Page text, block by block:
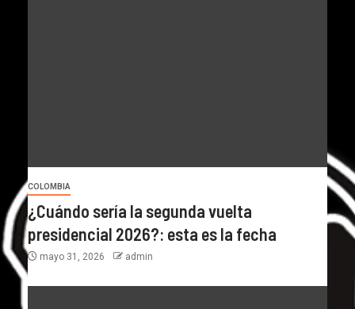
COLOMBIA
¿Cuándo sería la segunda vuelta
presidencial 2026?: esta es la fecha
mayo 31, 2026 admin